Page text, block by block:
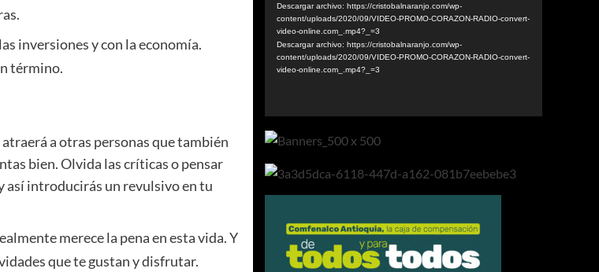
inversiones y con la economía.
término.
a otras personas que también
bien. Olvida las críticas o pensar
así introducirás un revulsivo en tu
merece la pena en esta vida. Y
que te gustan y disfrutar.
vídeo
Descargar archivo: https://cristobalnaranjo.com/wp-
content/uploads/2020/09/VIDEO-PROMO-CORAZON-RADIO-convert-
video-online.com_.mp4?_=3
Descargar archivo: https://cristobalnaranjo.com/wp-
content/uploads/2020/09/VIDEO-PROMO-CORAZON-RADIO-convert-
video-online.com_.mp4?_=3